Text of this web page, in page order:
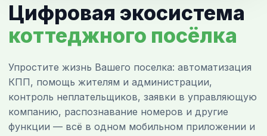
Цифровая экосистема
коттеджного посёлка
Упростите жизнь Вашего поселка: автоматизация
КПП, помощь жителям и администрации,
контроль неплательщиков, заявки в управляющую
компанию, распознавание номеров и другие
функции — всё в одном мобильном приложении и